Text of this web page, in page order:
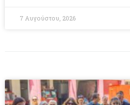
7 Αυγούστου, 2026